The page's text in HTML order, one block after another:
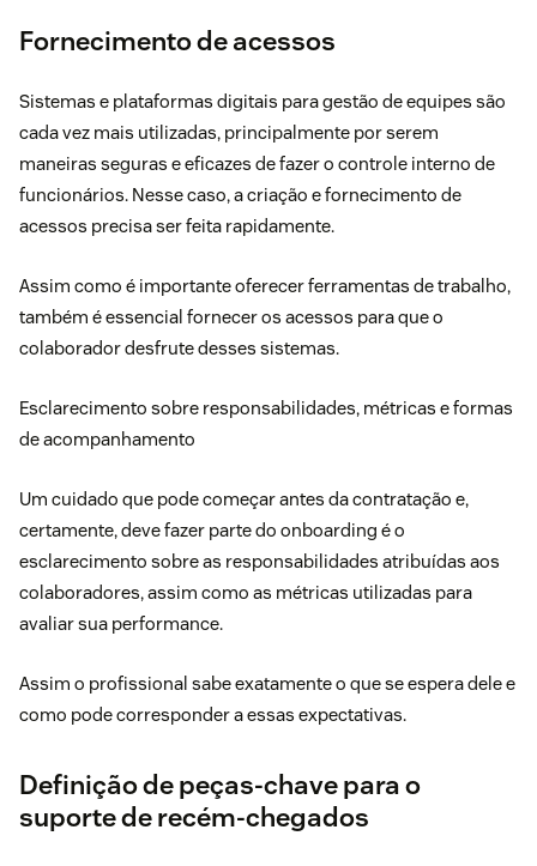
Fornecimento de acessos
Sistemas e plataformas digitais para gestão de equipes são
cada vez mais utilizadas, principalmente por serem
maneiras seguras e eficazes de fazer o controle interno de
funcionários. Nesse caso, a criação e fornecimento de
acessos precisa ser feita rapidamente.
Assim como é importante oferecer ferramentas de trabalho,
também é essencial fornecer os acessos para que o
colaborador desfrute desses sistemas.
Esclarecimento sobre responsabilidades, métricas e formas
de acompanhamento
Um cuidado que pode começar antes da contratação e,
certamente, deve fazer parte do onboarding é o
esclarecimento sobre as responsabilidades atribuídas aos
colaboradores, assim como as métricas utilizadas para
avaliar sua performance.
Assim o profissional sabe exatamente o que se espera dele e
como pode corresponder a essas expectativas.
Definição de peças-chave para o
suporte de recém-chegados